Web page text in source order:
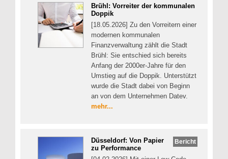
Brühl: Vorreiter der kommunalen
Doppik
[18.05.2026] Zu den Vorreitern einer
modernen kommunalen
Finanzverwaltung zählt die Stadt
Brühl: Sie entschied sich bereits
Anfang der 2000er-Jahre für den
Umstieg auf die Doppik. Unterstützt
wurde die Stadt dabei von Beginn
an von dem Unternehmen Datev.
mehr...
Bericht
Düsseldorf: Von Papier
zu Performance